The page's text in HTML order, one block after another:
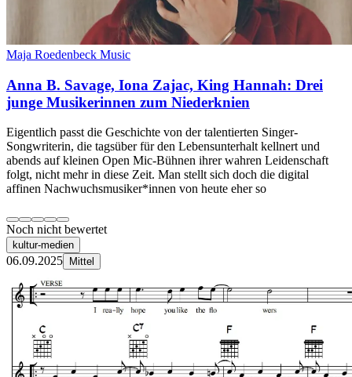
Maja Roedenbeck Music
Anna B. Savage, Iona Zajac, King Hannah: Drei
junge Musikerinnen zum Niederknien
Eigentlich passt die Geschichte von der talentierten Singer-
Songwriterin, die tagsüber für den Lebensunterhalt kellnert und
abends auf kleinen Open Mic-Bühnen ihrer wahren Leidenschaft
folgt, nicht mehr in diese Zeit. Man stellt sich doch die digital
affinen Nachwuchsmusiker*innen von heute eher so
Noch nicht bewertet
kultur-medien
06.09.2025 Mittel